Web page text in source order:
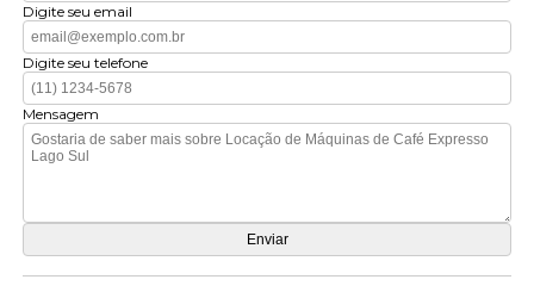
Digite seu email
Digite seu telefone
Mensagem